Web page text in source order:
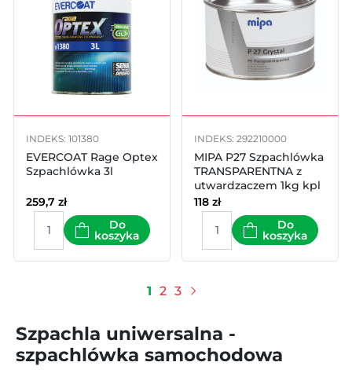
INDEKS: 101380
EVERCOAT Rage Optex
Szpachlówka 3l
259,7 zł
Do
koszyka
INDEKS: 292210000
MIPA P27 Szpachlówka
TRANSPARENTNA z
utwardzaczem 1kg kpl
118 zł
Do
koszyka
1 2 3
Szpachla uniwersalna -
szpachlówka samochodowa